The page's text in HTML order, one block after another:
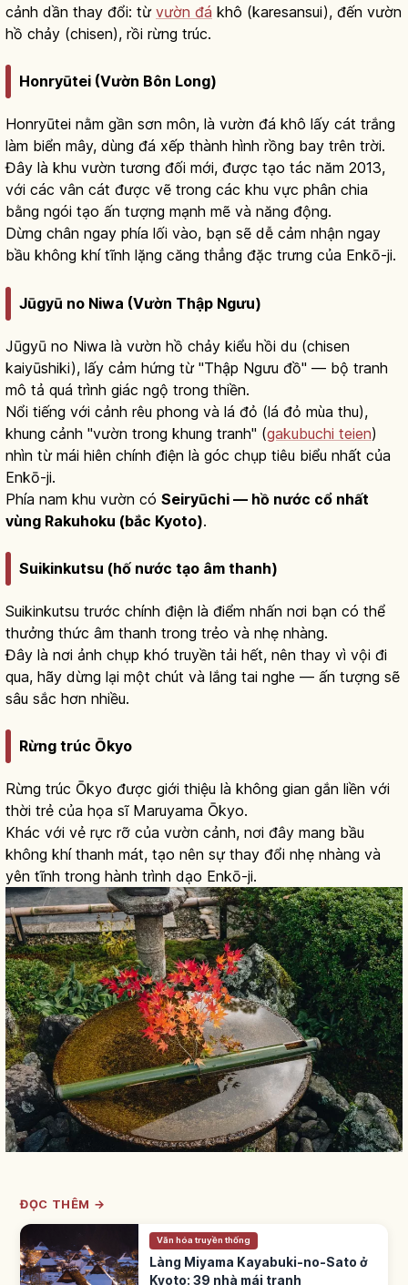
cảnh dần thay đổi: từ vườn đá khô (karesansui), đến vườn
hồ chảy (chisen), rồi rừng trúc.
Honryūtei (Vườn Bôn Long)
Honryūtei nằm gần sơn môn, là vườn đá khô lấy cát trắng
làm biển mây, dùng đá xếp thành hình rồng bay trên trời.
Đây là khu vườn tương đối mới, được tạo tác năm 2013,
với các vân cát được vẽ trong các khu vực phân chia
bằng ngói tạo ấn tượng mạnh mẽ và năng động.
Dừng chân ngay phía lối vào, bạn sẽ dễ cảm nhận ngay
bầu không khí tĩnh lặng căng thẳng đặc trưng của Enkō-ji.
Jūgyū no Niwa (Vườn Thập Ngưu)
Jūgyū no Niwa là vườn hồ chảy kiểu hồi du (chisen
kaiyūshiki), lấy cảm hứng từ "Thập Ngưu đồ" — bộ tranh
mô tả quá trình giác ngộ trong thiền.
Nổi tiếng với cảnh rêu phong và lá đỏ (lá đỏ mùa thu),
khung cảnh "vườn trong khung tranh" (gakubuchi teien)
nhìn từ mái hiên chính điện là góc chụp tiêu biểu nhất của
Enkō-ji.
Phía nam khu vườn có Seiryūchi — hồ nước cổ nhất
vùng Rakuhoku (bắc Kyoto).
Suikinkutsu (hố nước tạo âm thanh)
Suikinkutsu trước chính điện là điểm nhấn nơi bạn có thể
thưởng thức âm thanh trong trẻo và nhẹ nhàng.
Đây là nơi ảnh chụp khó truyền tải hết, nên thay vì vội đi
qua, hãy dừng lại một chút và lắng tai nghe — ấn tượng sẽ
sâu sắc hơn nhiều.
Rừng trúc Ōkyo
Rừng trúc Ōkyo được giới thiệu là không gian gắn liền với
thời trẻ của họa sĩ Maruyama Ōkyo.
Khác với vẻ rực rỡ của vườn cảnh, nơi đây mang bầu
không khí thanh mát, tạo nên sự thay đổi nhẹ nhàng và
yên tĩnh trong hành trình dạo Enkō-ji.
ĐỌC THÊM →
Văn hóa truyền thống
Làng Miyama Kayabuki-no-Sato ở
Kyoto: 39 nhà mái tranh